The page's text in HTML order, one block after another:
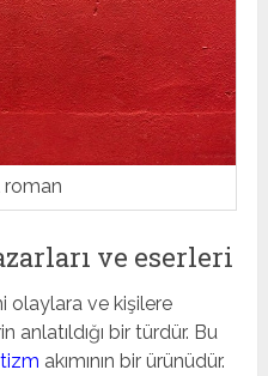
roman
ve eserleri
olaylara ve kişilere
anlatıldığı bir türdür. Bu
akımının bir ürünüdür.